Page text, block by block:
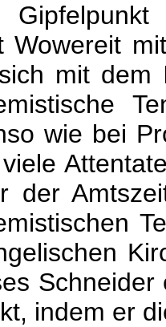
Gipfelpunkt
Wowereit
mit dem
wie bei
der
indem er